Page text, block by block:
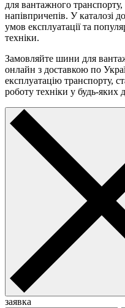
для вантажного транспорту,
напівпричепів. У каталозі
умов експлуатації та
техніки.
Замовляйте шини для
онлайн з доставкою по
експлуатацію транспорту,
роботу техніки у будь-яких
заявка